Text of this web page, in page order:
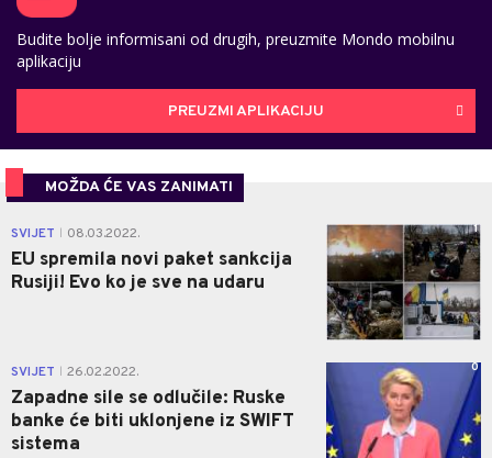
Budite bolje informisani od drugih, preuzmite Mondo mobilnu
aplikaciju
PREUZMI APLIKACIJU
MOŽDA ĆE VAS ZANIMATI
SVIJET 08.03.2022.
EU spremila novi paket sankcija
Rusiji! Evo ko je sve na udaru
1
SVIJET 26.02.2022.
Zapadne sile se odlučile: Ruske
banke će biti uklonjene iz SWIFT
sistema
0